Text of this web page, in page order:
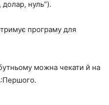
нуль”).
програму для
можна чекати й на